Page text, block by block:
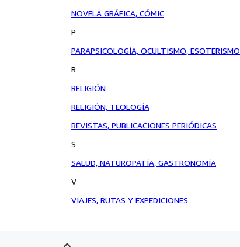
NOVELA GRÁFICA, CÓMIC
P
PARAPSICOLOGÍA, OCULTISMO, ESOTERISMO
R
RELIGIÓN
RELIGIÓN, TEOLOGÍA
REVISTAS, PUBLICACIONES PERIÓDICAS
S
SALUD, NATUROPATÍA, GASTRONOMÍA
V
VIAJES, RUTAS Y EXPEDICIONES